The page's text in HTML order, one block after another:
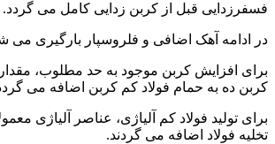
فسفرزدایی قبل از کربن زدایی کامل می گردد.
در ادامه آهک اضافی و فلروسپار بارگیری می
برای افزایش کربن موجود به حد مطلوب، مقدار
کربن ده به حمام فولاد کم کربن اضافه می
برای تولید فولاد کم آلیاژی، عناصر آلیاژی
تخلیه فولاد اضافه می گردند.